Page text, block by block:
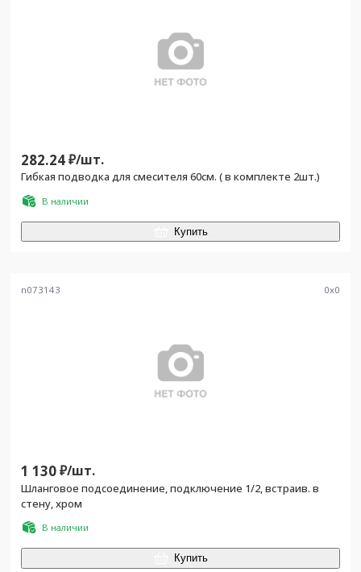
282.24₽/шт.
Гибкая подводка для смесителя 60см. ( в комплекте 2шт.)
В наличии
Купить
n073143 0x0
1 130₽/шт.
Шланговое подсоединение, подключение 1/2, встраив. в
стену, хром
В наличии
Купить